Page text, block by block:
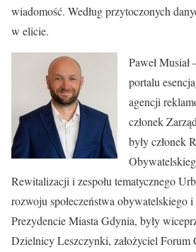
wiadomość. Według przytoczonych
w elicie.
Paweł
portalu
agencji
członek
były członek
Rewitalizacji i zespołu tematycznego
rozwoju społeczeństwa obywatelskiego
Prezydencie Miasta Gdynia, były
Dzielnicy Leszczynki, założyciel Forum